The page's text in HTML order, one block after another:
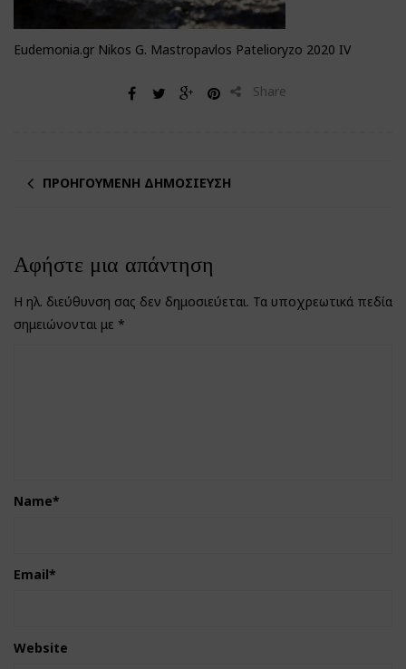
Eudemonia.gr Nikos G. Mastropavlos Patelioryzo 2020 IV
Share
ΠΡΟΗΓΟΎΜΕΝΗ ΔΗΜΟΣΊΕΥΣΗ
Αφήστε μια απάντηση
Η ηλ. διεύθυνση σας δεν δημοσιεύεται. Τα υποχρεωτικά πεδία
σημειώνονται με *
Name*
Email*
Website